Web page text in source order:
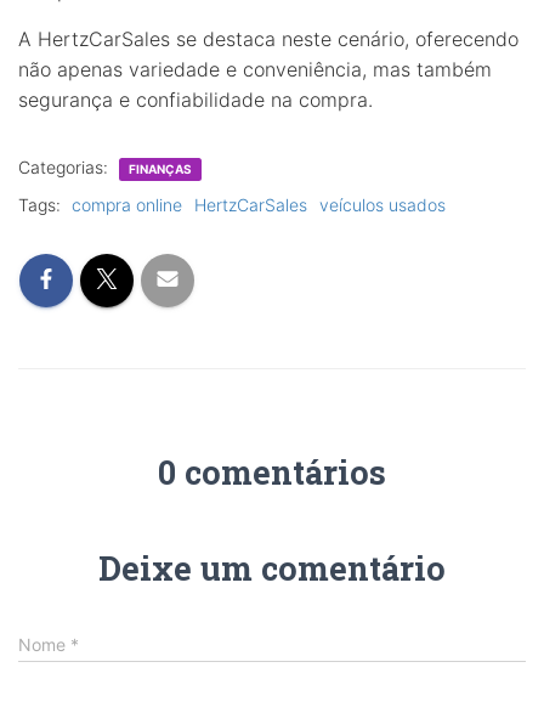
A HertzCarSales se destaca neste cenário, oferecendo
não apenas variedade e conveniência, mas também
segurança e confiabilidade na compra.
Categorias: FINANÇAS
Tags: compra online HertzCarSales veículos usados
0 comentários
Deixe um comentário
Nome *